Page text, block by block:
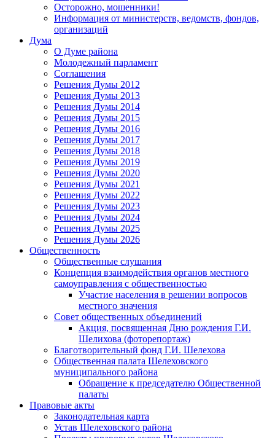
Осторожно, мошенники!
Информация от министерств, ведомств, фондов,
организаций
Дума
О Думе района
Молодежный парламент
Соглашения
Решения Думы 2012
Решения Думы 2013
Решения Думы 2014
Решения Думы 2015
Решения Думы 2016
Решения Думы 2017
Решения Думы 2018
Решения Думы 2019
Решения Думы 2020
Решения Думы 2021
Решения Думы 2022
Решения Думы 2023
Решения Думы 2024
Решения Думы 2025
Решения Думы 2026
Общественность
Общественные слушания
Концепция взаимодействия органов местного
самоуправления с общественностью
Участие населения в решении вопросов
местного значения
Совет общественных объединений
Акция, посвященная Дню рождения Г.И.
Шелихова (фоторепортаж)
Благотворительный фонд Г.И. Шелехова
Общественная палата Шелеховского
муниципального района
Обращение к председателю Общественной
палаты
Правовые акты
Законодательная карта
Устав Шелеховского района